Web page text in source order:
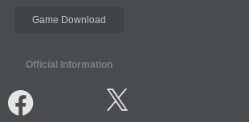
Game Download
Official Information